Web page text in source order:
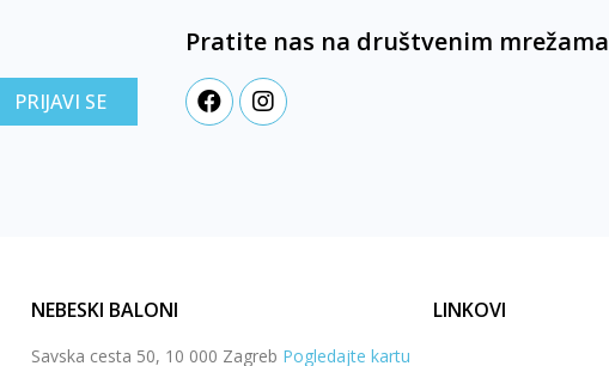
PRIJAVI SE
Pratite nas na društvenim mrežama
NEBESKI BALONI
Savska cesta 50, 10 000 Zagreb Pogledajte kartu
LINKOVI